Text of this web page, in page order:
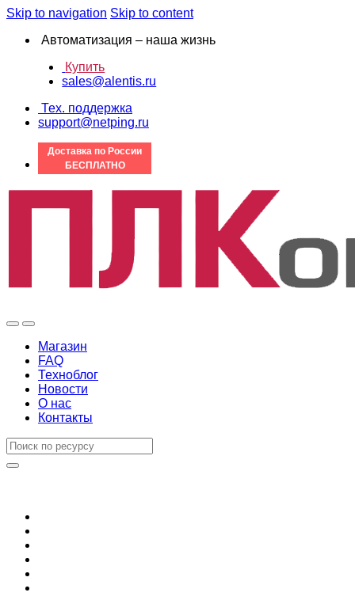
Skip to navigation Skip to content
Автоматизация – наша жизнь
Купить
sales@alentis.ru
Тех. поддержка
support@netping.ru
Доставка по России
БЕСПЛАТНО
Магазин
FAQ
Техноблог
Новости
О нас
Контакты